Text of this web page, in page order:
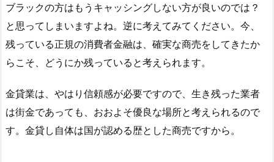
ブラックの方はもうキャッシングしない方が良いのでは？
と思ってしまいますよね。逆に考えてみてください。今、
残っている正規の消費者金融は、確実な商売をしてきたか
らこそ、どうにか残っていると考えられます。
金貸業は、やはり信頼感が必要ですので、生き残った業者
は街金であっても、おおよそ優良な場所と考えられるので
す。金貸し自体は国が認める歴とした商売ですから。